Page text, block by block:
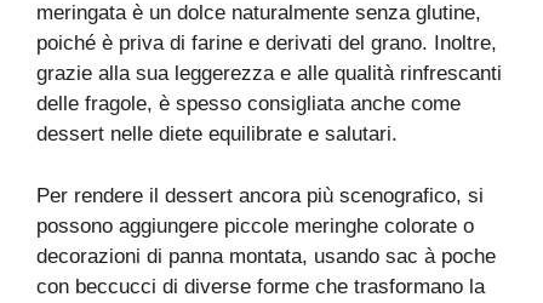
meringata è un dolce naturalmente senza glutine,
poiché è priva di farine e derivati del grano. Inoltre,
grazie alla sua leggerezza e alle qualità rinfrescanti
delle fragole, è spesso consigliata anche come
dessert nelle diete equilibrate e salutari.
Per rendere il dessert ancora più scenografico, si
possono aggiungere piccole meringhe colorate o
decorazioni di panna montata, usando sac à poche
con beccucci di diverse forme che trasformano la